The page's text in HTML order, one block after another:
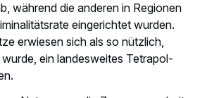
während die anderen in Regionen
eingerichtet wurden.
erwiesen sich als so nützlich,
ein landesweites Tetrapol-